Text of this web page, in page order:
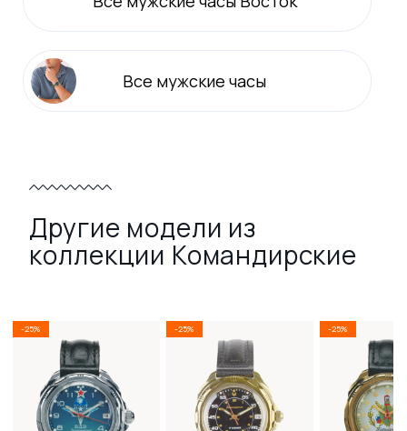
Все мужские часы
Другие модели из
коллекции Командирские
-25% -25% -25%